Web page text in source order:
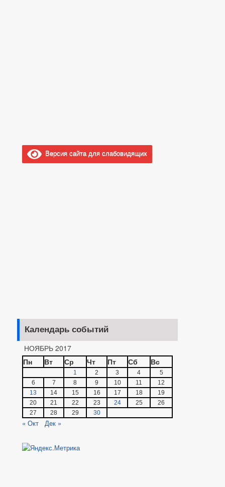
Версия сайта для слабовидящих
Календарь событий
НОЯБРЬ 2017
Пн
Вт Ср Чт Пт Сб Вс
1 2 3 4
5
6
7 8 9 10 11
12
13
14 15 16 17 18
19
20
21 22 23 24 25
26
27
28 29 30
« Окт Дек »